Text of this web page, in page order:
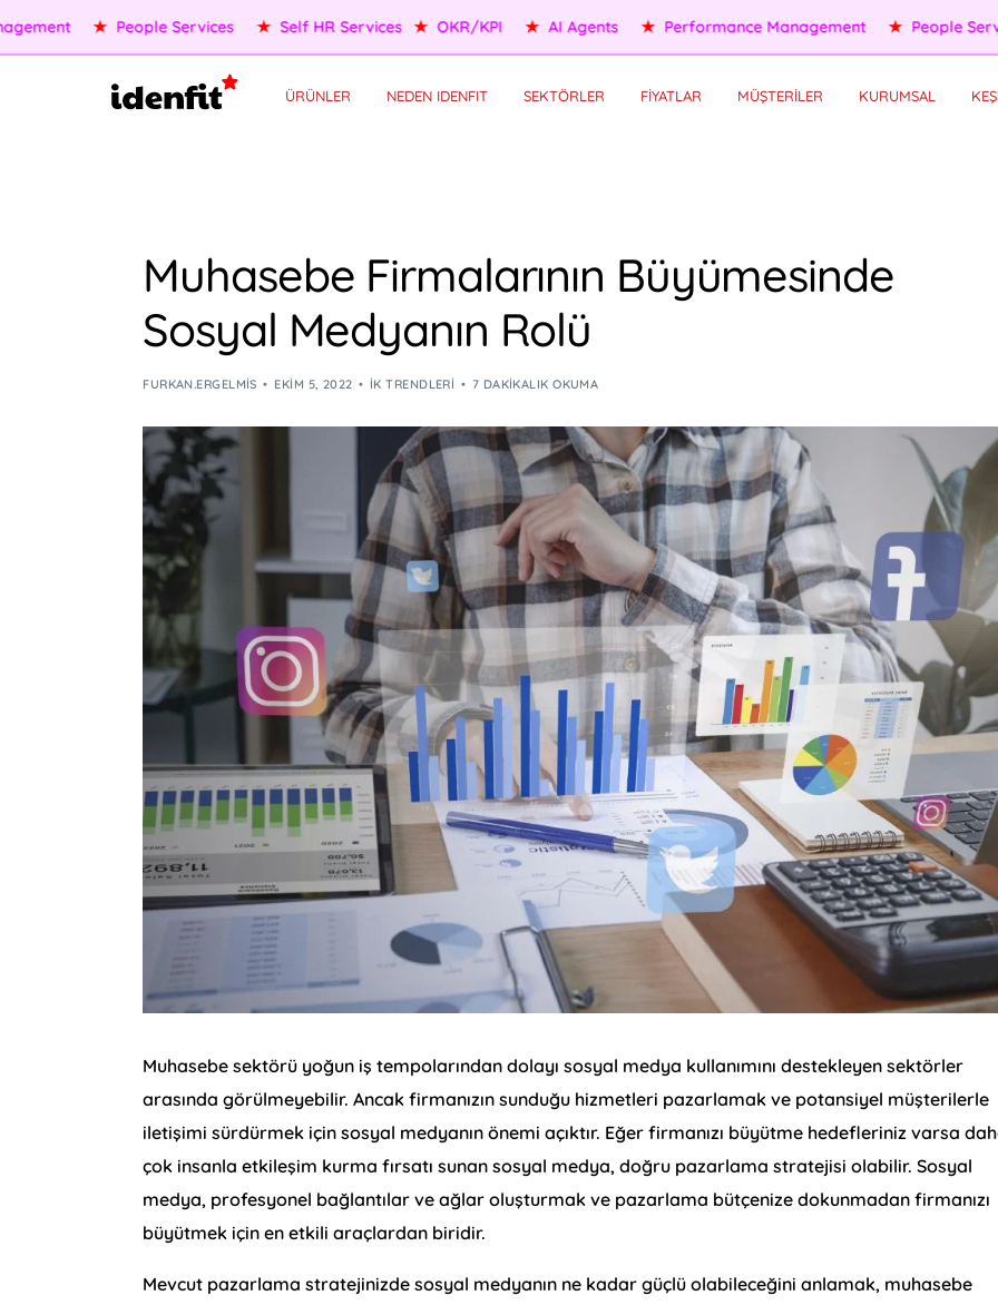
KPI ★ AI Agents ★ Performance Management ★ People Services ★ Self HR Services ★ OKR/KPI ★ AI Agents
ÜRÜNLER NEDEN IDENFIT SEKTÖRLER FİYATLAR MÜŞTERİLER KURUMSAL
Muhasebe Firmalarının Büyümesinde
Sosyal Medyanın Rolü
FURKAN.ERGELMIS EKIM 5, 2022 İK TRENDLERI 7 DAKIKALIK OKUMA
Muhasebe sektörü yoğun iş tempolarından dolayı sosyal medya kullanımını destekleyen sektörler
arasında görülmeyebilir. Ancak firmanızın sunduğu hizmetleri pazarlamak ve potansiyel müşterilerle
iletişimi sürdürmek için sosyal medyanın önemi açıktır. Eğer firmanızı büyütme hedefleriniz varsa
çok insanla etkileşim kurma fırsatı sunan sosyal medya, doğru pazarlama stratejisi olabilir. Sosyal
medya, profesyonel bağlantılar ve ağlar oluşturmak ve pazarlama bütçenize dokunmadan firmanızı
büyütmek için en etkili araçlardan biridir.
Mevcut pazarlama stratejinizde sosyal medyanın ne kadar güçlü olabileceğini anlamak, muhasebe